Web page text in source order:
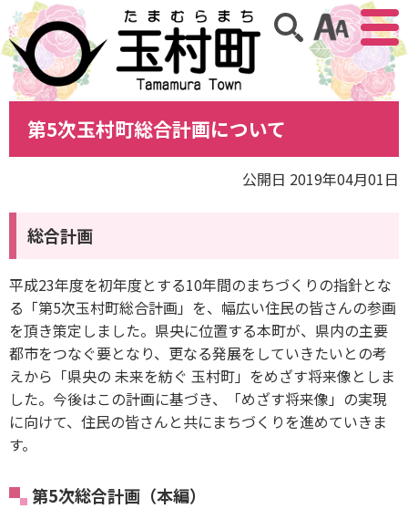
アクセ
サイト内検索
第5次玉村町総合計画について
公開日 2019年04月01日
総合計画
平成23年度を初年度とする10年間のまちづくりの指針とな
る「第5次玉村町総合計画」を、幅広い住民の皆さんの参画
を頂き策定しました。県央に位置する本町が、県内の主要
都市をつなぐ要となり、更なる発展をしていきたいとの考
えから「県央の 未来を紡ぐ 玉村町」をめざす将来像としま
した。今後はこの計画に基づき、「めざす将来像」の実現
に向けて、住民の皆さんと共にまちづくりを進めていきま
す。
第5次総合計画（本編）